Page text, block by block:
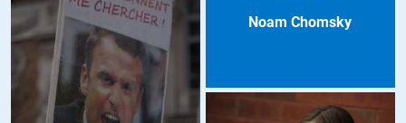
Noam Chomsky